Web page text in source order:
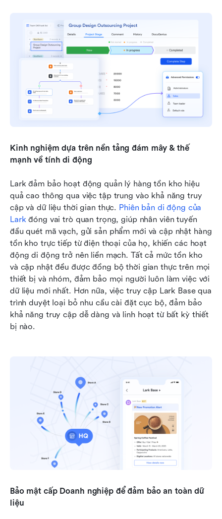
Kinh nghiệm dựa trên nền tảng đám mây & thế
mạnh về tính di động
Lark đảm bảo hoạt động quản lý hàng tồn kho hiệu
quả cao thông qua việc tập trung vào khả năng truy
cập và dữ liệu thời gian thực. Phiên bản di động của
Lark đóng vai trò quan trọng, giúp nhân viên tuyến
đầu quét mã vạch, gửi sản phẩm mới và cập nhật hàng
tồn kho trực tiếp từ điện thoại của họ, khiến các hoạt
động di động trở nên liền mạch. Tất cả mức tồn kho
và cập nhật đều được đồng bộ thời gian thực trên mọi
thiết bị và nhóm, đảm bảo mọi người luôn làm việc với
dữ liệu mới nhất. Hơn nữa, việc truy cập Lark Base qua
trình duyệt loại bỏ nhu cầu cài đặt cục bộ, đảm bảo
khả năng truy cập dễ dàng và linh hoạt từ bất kỳ thiết
bị nào.
Bảo mật cấp Doanh nghiệp để đảm bảo an toàn dữ
liệu